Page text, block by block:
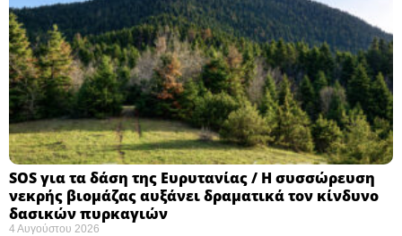
SOS για τα δάση της Ευρυτανίας / Η συσσώρευση
νεκρής βιομάζας αυξάνει δραματικά τον κίνδυνο
δασικών πυρκαγιών
4 Αυγούστου 2026